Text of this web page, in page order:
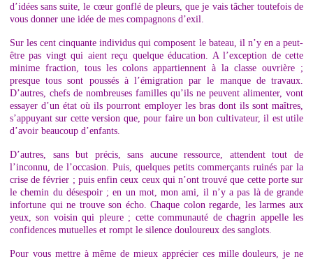
d’idées sans suite, le cœur gonflé de pleurs, que je vais tâcher toutefois de
vous donner une idée de mes compagnons d’exil.
Sur les cent cinquante individus qui composent le bateau, il n’y en a peut-
être pas vingt qui aient reçu quelque éducation. A l’exception de cette
minime fraction, tous les colons appartiennent à la classe ouvrière ;
presque tous sont poussés à l’émigration par le manque de travaux.
D’autres, chefs de nombreuses familles qu’ils ne peuvent alimenter, vont
essayer d’un état où ils pourront employer les bras dont ils sont maîtres,
s’appuyant sur cette version que, pour faire un bon cultivateur, il est utile
d’avoir beaucoup d’enfants.
D’autres, sans but précis, sans aucune ressource, attendent tout de
l’inconnu, de l’occasion. Puis, quelques petits commerçants ruinés par la
crise de février ; puis enfin ceux ceux qui n’ont trouvé que cette porte sur
le chemin du désespoir ; en un mot, mon ami, il n’y a pas là de grande
infortune qui ne trouve son écho. Chaque colon regarde, les larmes aux
yeux, son voisin qui pleure ; cette communauté de chagrin appelle les
confidences mutuelles et rompt le silence douloureux des sanglots.
Pour vous mettre à même de mieux apprécier ces mille douleurs, je ne